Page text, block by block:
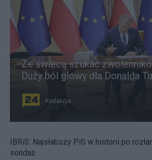
Ze świecą szukać
Duży ból głowy dla Donalda
Redakcja
IBRiS: Najsłabszy PiS w historii po
sondaż